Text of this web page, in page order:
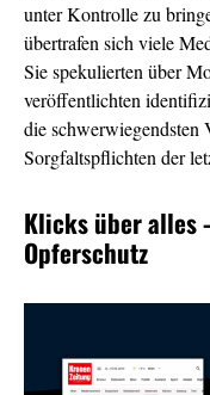
unter Kontrolle zu
übertrafen sich viele
Sie spekulierten über
veröffentlichten
die schwerwiegendsten
Sorgfaltspflichten der
Klicks über alles
Opferschutz